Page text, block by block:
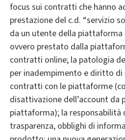
focus sui contratti che hanno
prestazione del c.d. “servizio
da un utente della
ovvero prestato dalla
contratti online; la patologia
per inadempimento e diritto di
contratti con le piattaforme
disattivazione dell’account da
piattaforma); la
trasparenza, obblighi di